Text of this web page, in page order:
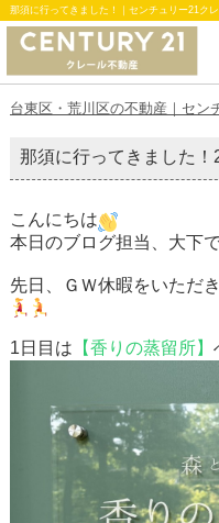
那須に行ってきました！｜センチュリー21ク
台東区・荒川区の不動産｜セン
那須に行ってきました！
こんにちは
本日のブログ担当、大下
先日、ＧＷ休暇をいただき
1日目は 【香りの蒸留所】